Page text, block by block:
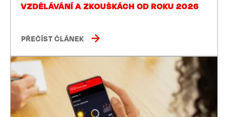
VZDĚLÁVÁNÍ A ZKOUŠKÁCH OD ROKU 2026
PŘEČÍST ČLÁNEK